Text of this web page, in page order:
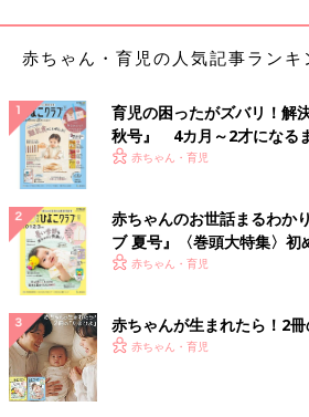
赤ちゃん・育児の人気記事ランキ
育児の困ったがズバリ！解
秋号』 4カ月～2才になる
いっぱい！
赤ちゃん・育児
赤ちゃんのお世話まるわか
ブ 夏号』〈巻頭大特集〉初
く！ おっぱい・ミルクの基
赤ちゃん・育児
赤ちゃんが生まれたら！2冊
赤ちゃん・育児